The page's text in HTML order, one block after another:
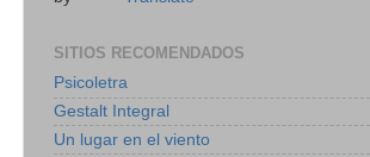
SITIOS RECOMENDADOS
Psicoletra
Gestalt Integral
Un lugar en el viento